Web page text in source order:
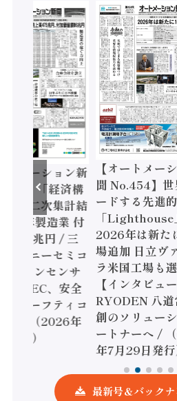
トメーション新
】世界をリ
る先進的な工場
」
は新たに16工
日立ヴァンタ
工場も選出/
タビュー】
八道常務 共
リューションパ
ーへ / （2026
【オートメー
聞 No.453】フ
ルAI本格化へ
開発や社会実
な動き Noetra
通、日立 / 兵神
HMS、老舗ポ
ーカーが挑む
用 など（2026
22日発行）
最新号＆バック